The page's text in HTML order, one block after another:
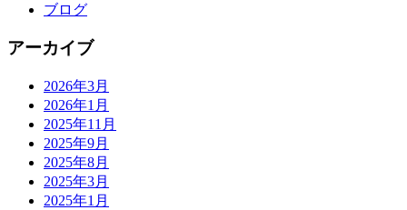
ブログ
アーカイブ
2026年3月
2026年1月
2025年11月
2025年9月
2025年8月
2025年3月
2025年1月